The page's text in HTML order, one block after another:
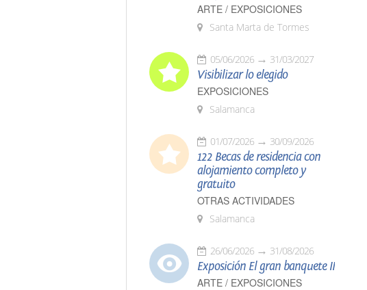
ARTE / EXPOSICIONES
Santa Marta de Tormes
05/06/2026 31/03/2027
Visibilizar lo elegido
EXPOSICIONES
Salamanca
01/07/2026 30/09/2026
122 Becas de residencia con
alojamiento completo y
gratuito
OTRAS ACTIVIDADES
Salamanca
26/06/2026 31/08/2026
Exposición El gran banquete II
ARTE / EXPOSICIONES